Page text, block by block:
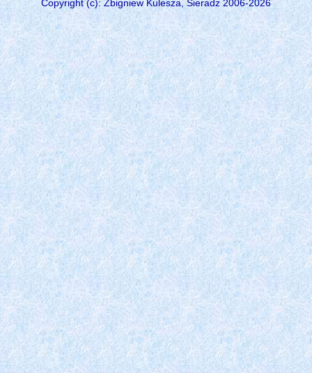
Copyright (c): Zbigniew Kulesza, Sieradz 2006-2026